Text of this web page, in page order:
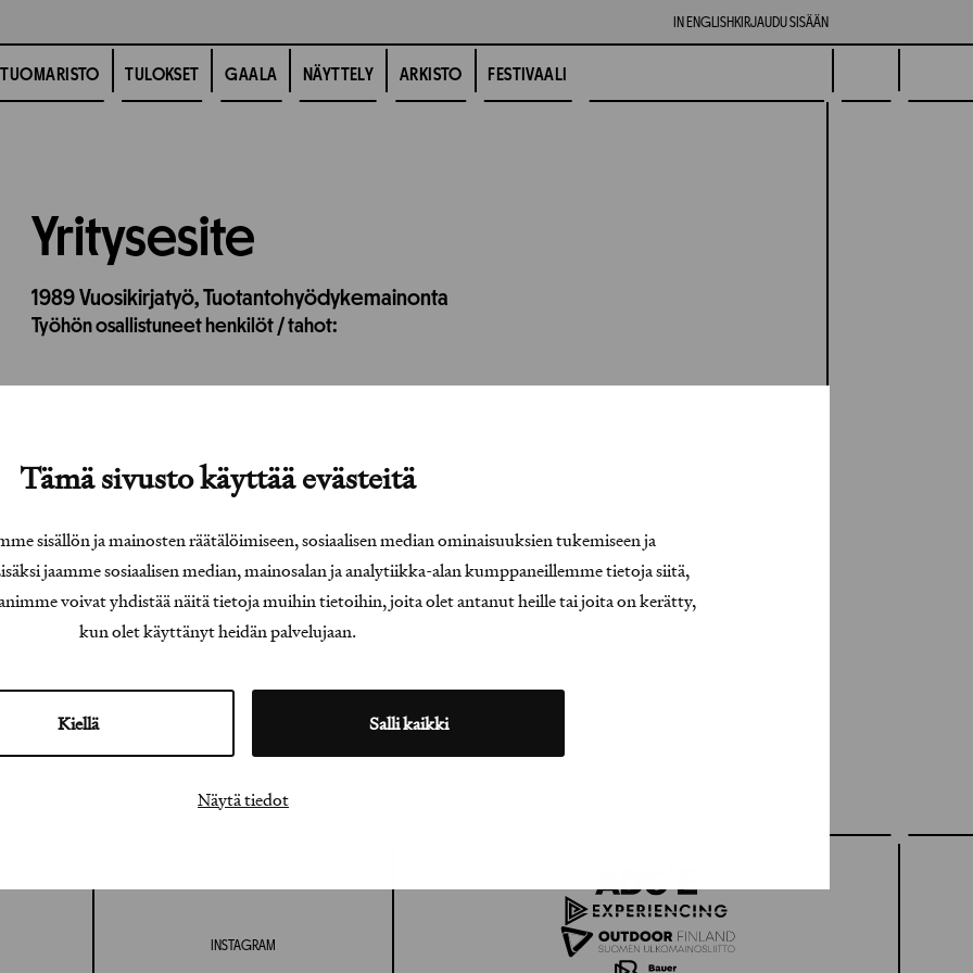
Tämä sivusto käyttää evästeitä
sisällön ja mainosten räätälöimiseen, sosiaalisen median ominaisuuksien tukemiseen ja
jaamme sosiaalisen median, mainosalan ja analytiikka-alan kumppaneillemme tietoja siitä,
voivat yhdistää näitä tietoja muihin tietoihin, joita olet antanut heille tai joita on kerätty,
kun olet käyttänyt heidän palvelujaan.
Kiellä Salli kaikki
Näytä tiedot
IN ENGLISH KIRJAUDU SISÄÄN
TUOMARISTO TULOKSET GAALA NÄYTTELY ARKISTO FESTIVAALI
Yritysesite
1989 Vuosikirjatyö,Tuotantohyödykemainonta
Työhön osallistuneet henkilöt / tahot:
INSTAGRAM